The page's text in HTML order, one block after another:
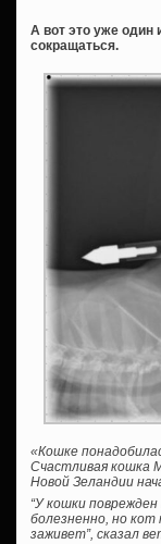
А вот это уже один
сокращаться.
«Кошке
Счастливая кошка
Новой Зеландии
“У кошки
болезненно, но кот
заживет”, сказал